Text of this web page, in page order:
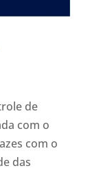
de
com o
com o
das